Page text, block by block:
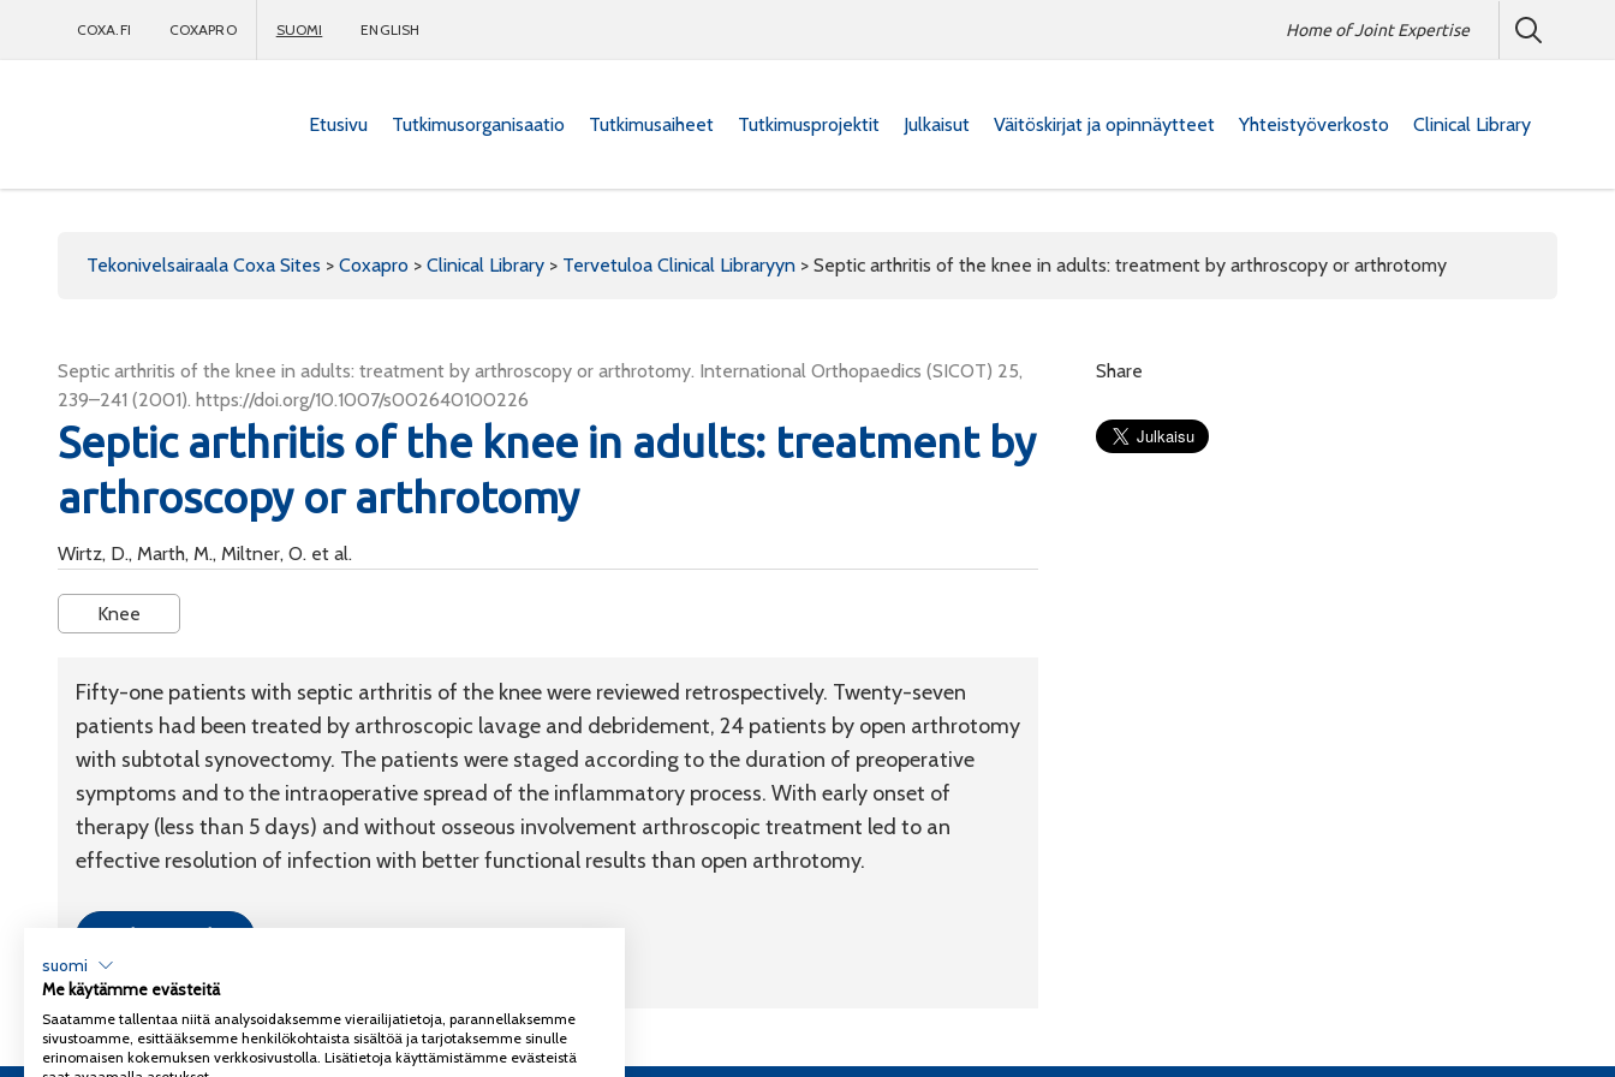
COXA.FI COXAPRO SUOMI ENGLISH Home of Joint Expertise
Etusivu Tutkimusorganisaatio Tutkimusaiheet Tutkimusprojektit Julkaisut Väitöskirjat ja opinnäytteet Yhteistyöverkosto Clinical Library
Tekonivelsairaala Coxa Sites > Coxapro > Clinical Library > Tervetuloa Clinical Libraryyn > Septic arthritis of the knee in adults: treatment by arthroscopy or arthrotomy
Septic arthritis of the knee in adults: treatment by arthroscopy or arthrotomy. International Orthopaedics (SICOT) 25,
239–241 (2001). https://doi.org/10.1007/s002640100226
Septic arthritis of the knee in adults: treatment by
arthroscopy or arthrotomy
Wirtz, D., Marth, M., Miltner, O. et al.
Knee
Fifty-one patients with septic arthritis of the knee were reviewed retrospectively. Twenty-seven
patients had been treated by arthroscopic lavage and debridement, 24 patients by open arthrotomy
with subtotal synovectomy. The patients were staged according to the duration of preoperative
symptoms and to the intraoperative spread of the inflammatory process. With early onset of
therapy (less than 5 days) and without osseous involvement arthroscopic treatment led to an
effective resolution of infection with better functional results than open arthrotomy.
Link to article
Share
suomi
Me käytämme evästeitä
Saatamme tallentaa niitä analysoidaksemme vierailijatietoja, parannellaksemme
sivustoamme, esittääksemme henkilökohtaista sisältöä ja tarjotaksemme sinulle
erinomaisen kokemuksen verkkosivustolla. Lisätietoja käyttämistämme evästeistä